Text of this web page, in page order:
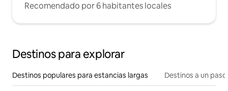
Recomendado por 6 habitantes locales
Destinos para explorar
Destinos populares para estancias largas Destinos a un